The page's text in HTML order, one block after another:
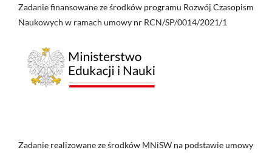
Zadanie finansowane ze środków programu Rozwój Czasopism
Naukowych w ramach umowy nr RCN/SP/0014/2021/1
Zadanie realizowane ze środków MNiSW na podstawie umowy